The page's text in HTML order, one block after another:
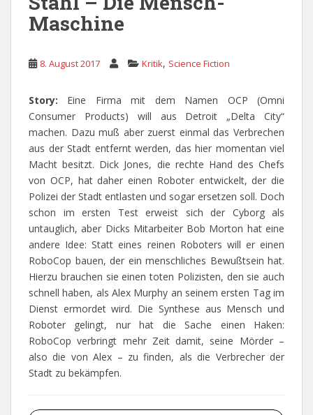
Maschine
8. August 2017 Kritik, Science Fiction
Story: Eine Firma mit dem Namen OCP (Omni
Consumer Products) will aus Detroit „Delta City“
machen. Dazu muß aber zuerst einmal das Verbrechen
aus der Stadt entfernt werden, das hier momentan viel
Macht besitzt. Dick Jones, die rechte Hand des Chefs
von OCP, hat daher einen Roboter entwickelt, der die
Polizei der Stadt entlasten und sogar ersetzen soll. Doch
schon im ersten Test erweist sich der Cyborg als
untauglich, aber Dicks Mitarbeiter Bob Morton hat eine
andere Idee: Statt eines reinen Roboters will er einen
RoboCop bauen, der ein menschliches Bewußtsein hat.
Hierzu brauchen sie einen toten Polizisten, den sie auch
schnell haben, als Alex Murphy an seinem ersten Tag im
Dienst ermordet wird. Die Synthese aus Mensch und
Roboter gelingt, nur hat die Sache einen Haken:
RoboCop verbringt mehr Zeit damit, seine Mörder –
also die von Alex – zu finden, als die Verbrecher der
Stadt zu bekämpfen.